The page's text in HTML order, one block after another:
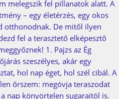
melegszik fel pillanatok alatt. A
– egy életérzés, egy okos
otthonodnak. De mitől ilyen
fel a terasztető elképesztő
1. Pajzs az Ég
szeszélyes, akár egy
hol nap éget, hol szél cibál. A
őrszem: megóvja teraszodat
nap könyörtelen sugaraitól is.